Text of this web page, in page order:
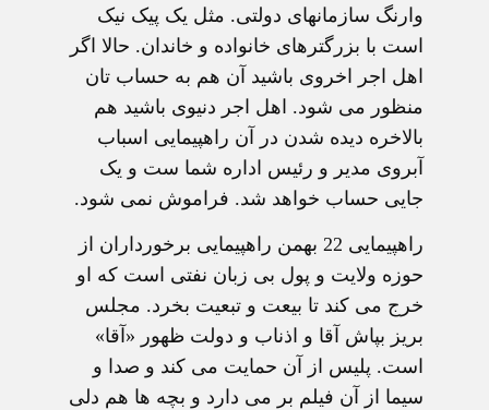
وارنگ سازمانهای دولتی. مثل یک پیک نیک
است با بزرگترهای خانواده و خاندان. حالا اگر
اهل اجر اخروی باشید آن هم به حساب تان
منظور می شود. اهل اجر دنیوی باشید هم
بالاخره دیده شدن در آن راهپیمایی اسباب
آبروی مدیر و رئیس اداره شما ست و یک
جایی حساب خواهد شد. فراموش نمی شود.
راهپیمایی 22 بهمن راهپیمایی برخورداران از
حوزه ولایت و پول بی زبان نفتی است که او
خرج می کند تا بیعت و تبعیت بخرد. مجلس
بریز بپاش آقا و اذناب و دولت ظهور «آقا»
است. پلیس از آن حمایت می کند و صدا و
سیما از آن فیلم بر می دارد و بچه ها هم دلی